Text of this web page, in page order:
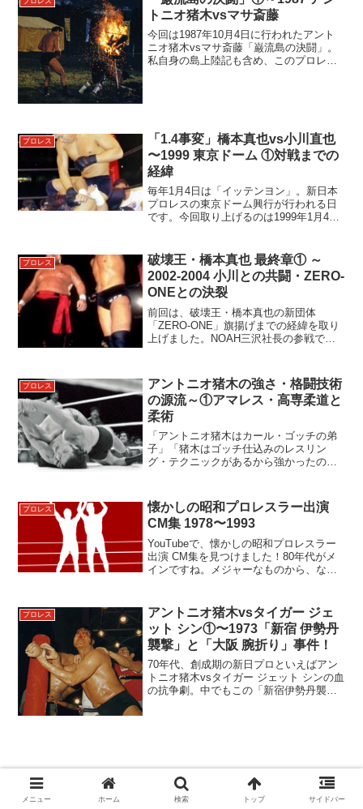
トニオ猪木vsマサ斎藤
今回は1987年10月4日に行われたアント
ニオ猪木vsマサ斎藤「巌流島の決闘」。
私自身の島上陸記も含め、このプロレス
プロレス
「1.4事変」橋本真也vs小川直也
〜1999 東京ドーム ①対戦までの
経緯
毎年1月4日は「イッテンヨン」。新日本
プロレスの東京ドーム興行が行われる日
です。今回取り上げるのは1999年1月4日
起こし、フツーの「名勝負」とは違うベ
クトルである...
プロレス
破壊王・橋本真也 最終章① ～
2002-2004 小川との共闘・ZERO-
ONEとの決裂
前回は、破壊王・橋本真也の新団体
「ZERO-ONE」旗揚げまでの経緯を取り
上げました。NOAH三沢社長の参戦で大
り、魅力でもあります。今回は、橋本真
也の「最終章」前編。...
プロレス
アントニオ猪木の強さ・格闘技術
の源流～①アマレス・高専柔道と
柔術
「アントニオ猪木はカール・ゴッチの弟
子」「猪木はゴッチ仕込みのレスリン
グ・テクニックがあるから強かったの
伝」だけでは説明不能な、現代の総合格
闘技にも通ずる高等テクニッ...
プロレス
懐かしの昭和プロレスラー出演
CM集 1978〜1993
YouTubeで、懐かしの昭和プロレスラー
出演 CM集を見つけました！80年代がメ
インですね。メジャーなものから、なか
クションです。内容をご紹介します。●ア
ントニオ猪木...
プロレス
アントニオ猪木vsタイガー ジェ
ット シン①〜1973「新宿 伊勢丹
襲撃」と「大阪 腕折り」事件！
70年代、創成期の新日プロといえばアン
トニオ猪木vsタイガー ジェット シンの血
の抗争劇。中でもこの「新宿伊勢丹襲
スポンサーリンク
メニュー ホーム 検索 トップ サイドバー